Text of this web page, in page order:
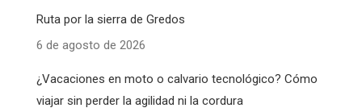
Ruta por la sierra de Gredos
6 de agosto de 2026
¿Vacaciones en moto o calvario tecnológico? Cómo
viajar sin perder la agilidad ni la cordura